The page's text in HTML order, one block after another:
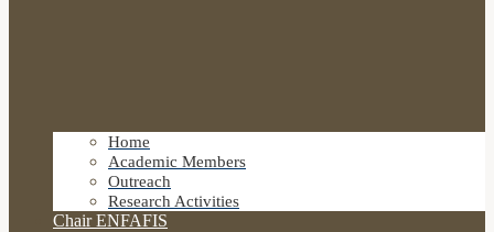
Home
Academic Members
Outreach
Research Activities
Chair ENFAFIS